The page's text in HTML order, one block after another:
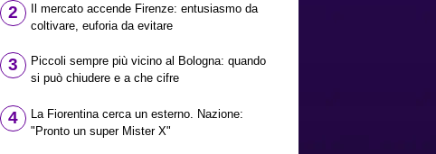
2
Il mercato accende Firenze: entusiasmo da
coltivare, euforia da evitare
3
Piccoli sempre più vicino al Bologna: quando
si può chiudere e a che cifre
4
La Fiorentina cerca un esterno. Nazione:
"Pronto un super Mister X"